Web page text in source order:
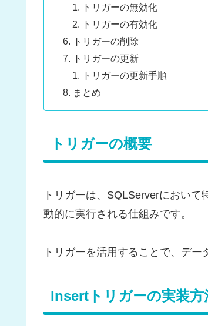
トリガーの無効化
トリガーの有効化
トリガーの削除
トリガーの更新
トリガーの更新手順
まとめ
トリガーの概要
トリガーは、SQLServerにおい
動的に実行される仕組みです。
トリガーを活用することで、デー
Insertトリガーの実装方